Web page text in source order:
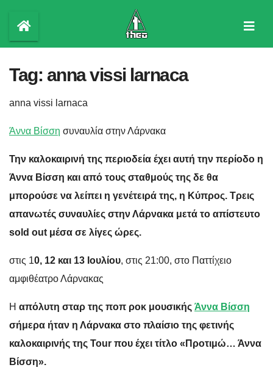
content
Tag: anna vissi larnaca
anna vissi larnaca
Άννα Βίσση συναυλία στην Λάρνακα
Την καλοκαιρινή της περιοδεία έχει αυτή την περίοδο η
Άννα Βίσση και από τους σταθμούς της δε θα
μπορούσε να λείπει η γενέτειρά της, η Κύπρος. Τρεις
απανωτές συναυλίες στην Λάρνακα μετά το απίστευτο
sold out μέσα σε λίγες ώρες.
στις 10, 12 και 13 Ιουλίου, στις 21:00, στο Παττίχειο
αμφιθέατρο Λάρνακας
Η απόλυτη σταρ της ποπ ροκ μουσικής Άννα Βίσση
σήμερα ήταν η Λάρνακα στο πλαίσιο της φετινής
καλοκαιρινής της Tour που έχει τίτλο «Προτιμώ… Άννα
Βίσση».